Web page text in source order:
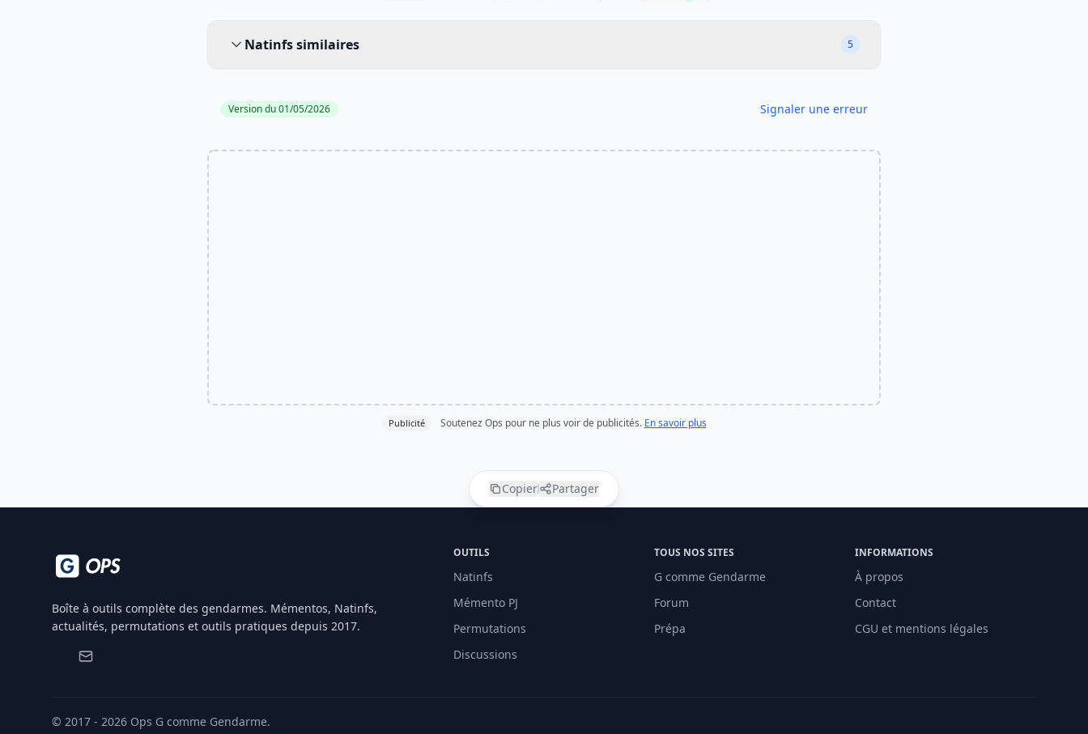
Natinfs similaires
5
Version du 01/05/2026 Signaler une erreur
Publicité Soutenez Ops pour ne plus voir de publicités. En savoir plus
Copier Partager
Boîte à outils complète des gendarmes. Mémentos, Natinfs,
actualités, permutations et outils pratiques depuis 2017.
OUTILS
Natinfs
Mémento PJ
Permutations
Discussions
TOUS NOS SITES
G comme Gendarme
Forum
Prépa
INFORMATIONS
À propos
Contact
CGU et mentions légales
© 2017 - 2026 Ops G comme Gendarme.